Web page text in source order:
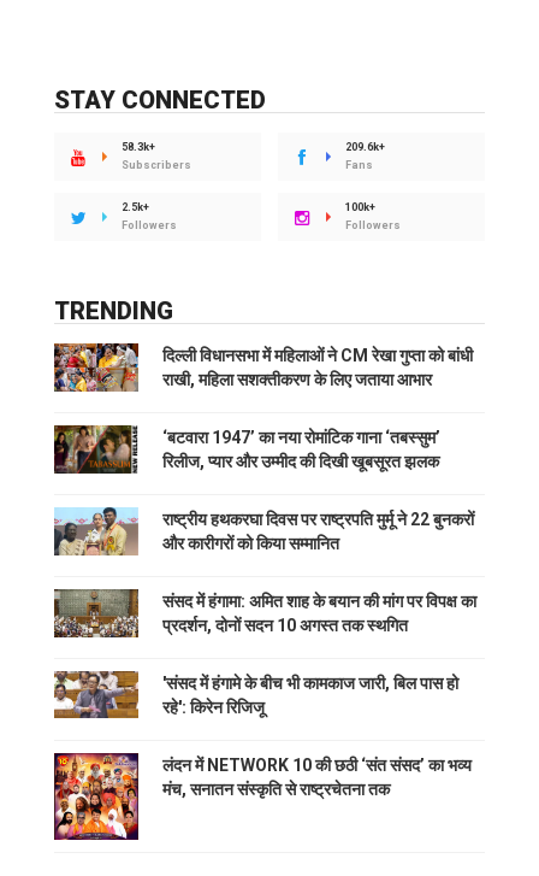
STAY CONNECTED
58.3k+
Subscribers
209.6k+
Fans
2.5k+
Followers
100k+
Followers
TRENDING
दिल्ली विधानसभा में महिलाओं ने CM रेखा गुप्ता को बांधी
राखी, महिला सशक्तीकरण के लिए जताया आभार
‘बटवारा 1947’ का नया रोमांटिक गाना ‘तबस्सुम’
रिलीज, प्यार और उम्मीद की दिखी खूबसूरत झलक
राष्ट्रीय हथकरघा दिवस पर राष्ट्रपति मुर्मू ने 22 बुनकरों
और कारीगरों को किया सम्मानित
संसद में हंगामा: अमित शाह के बयान की मांग पर विपक्ष का
प्रदर्शन, दोनों सदन 10 अगस्त तक स्थगित
'संसद में हंगामे के बीच भी कामकाज जारी, बिल पास हो
रहे': किरेन रिजिजू
लंदन में NETWORK 10 की छठी ‘संत संसद’ का भव्य
मंच, सनातन संस्कृति से राष्ट्रचेतना तक